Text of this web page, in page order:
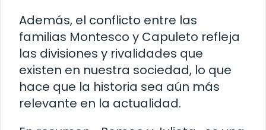
Además, el conflicto entre las
familias Montesco y Capuleto refleja
las divisiones y rivalidades que
existen en nuestra sociedad, lo que
hace que la historia sea aún más
relevante en la actualidad.